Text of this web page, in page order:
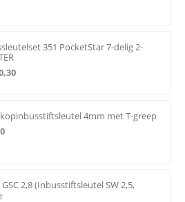
351 PocketStar 7-delig 2-
4mm met T-greep
2,8 (Inbusstiftsleutel SW 2,5,